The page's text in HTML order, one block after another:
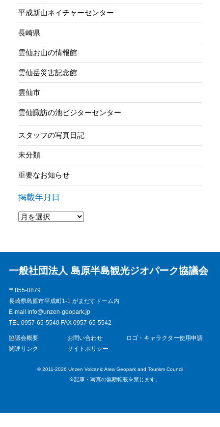
平成新山ネイチャーセンター
長崎県
雲仙お山の情報館
雲仙岳災害記念館
雲仙市
雲仙諏訪の池ビジターセンター
スタッフの写真日記
未分類
重要なお知らせ
掲載年月日
協議会概要 お問い合わせ
ロゴ・キャラクター使用申請
関連リンク
サイトポリシー
© 2011-2026 Unzen Volcanic Area Geopark and Tourism Council
※記事・写真の無断転載を禁じます。
一般社団法人 島原半島観光ジオパーク協議会
〒855-0879
長崎県島原市平成町1-1 がまだすドーム内
E-mail info@unzen-geopark.jp
TEL 0957-65-5540 FAX 0957-65-5542